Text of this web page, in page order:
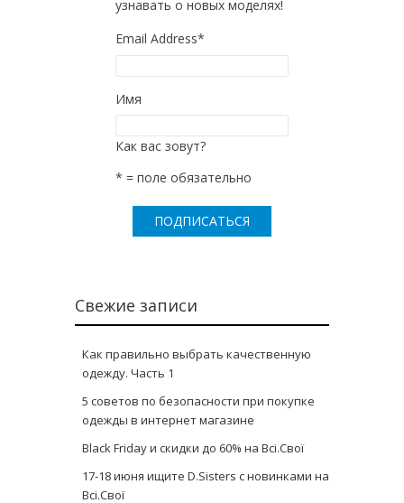
узнавать о новых моделях!
Email Address*
Имя
Как вас зовут?
* = поле обязательно
Свежие записи
Как правильно выбрать качественную
одежду. Часть 1
5 советов по безопасности при покупке
одежды в интернет магазине
Black Friday и скидки до 60% на Всі.Свої
17-18 июня ищите D.Sisters с новинками на
Всі.Свої